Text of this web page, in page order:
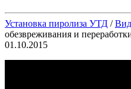
Установка пиролиза УТД /
обезвреживания и
01.10.2015